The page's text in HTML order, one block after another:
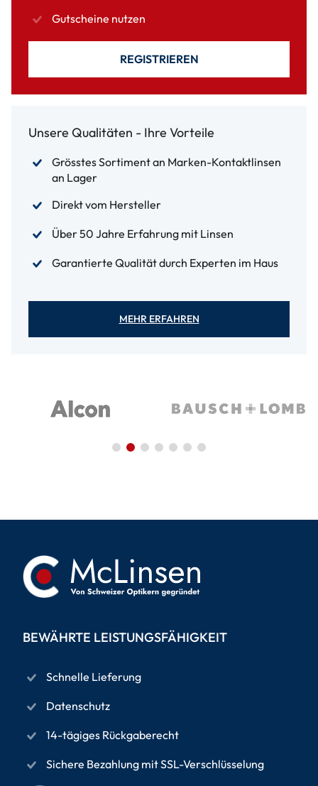
Gutscheine nutzen
REGISTRIEREN
Unsere Qualitäten - Ihre Vorteile
Grösstes Sortiment an Marken-Kontaktlinsen
an Lager
Direkt vom Hersteller
Über 50 Jahre Erfahrung mit Linsen
Garantierte Qualität durch Experten im Haus
MEHR ERFAHREN
BEWÄHRTE LEISTUNGSFÄHIGKEIT
Schnelle Lieferung
Datenschutz
14-tägiges Rückgaberecht
Sichere Bezahlung mit SSL-Verschlüsselung